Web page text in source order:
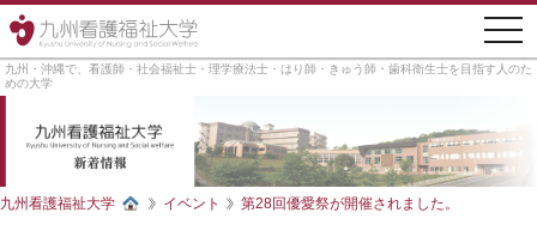
九州・沖縄で、看護師・社会福祉士・理学療法士・はり師・きゅう師・歯科衛生士を目指す人のた
めの大学
九州看護福祉大学 イベント 第28回優愛祭が開催されました。